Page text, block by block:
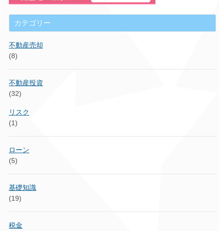
カテゴリー
不動産売却
(8)
不動産投資
(32)
リスク
(1)
ローン
(5)
基礎知識
(19)
税金